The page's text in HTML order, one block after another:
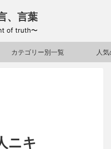
、言葉
of truth〜
カテゴリー別一覧 人
ニキ